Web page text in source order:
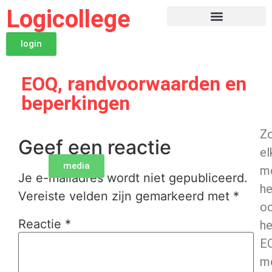
Logicollege
login
EOQ, randvoorwaarden en
beperkingen
Geef een reactie
Je e-mailadres wordt niet gepubliceerd.
Vereiste velden zijn gemarkeerd met *
Reactie *
media